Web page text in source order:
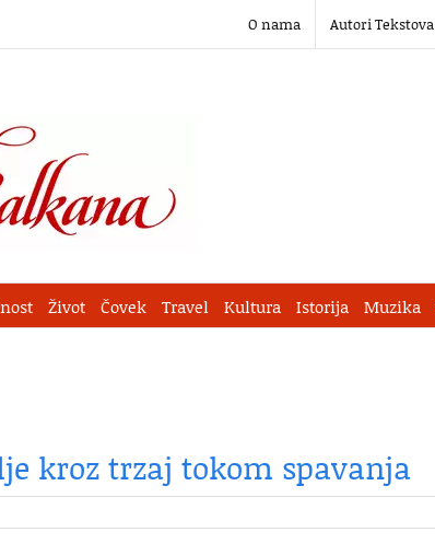
O nama Autori Tekstova
Život Čovek Travel Kultura Istorija Muzika
kroz trzaj tokom spavanja